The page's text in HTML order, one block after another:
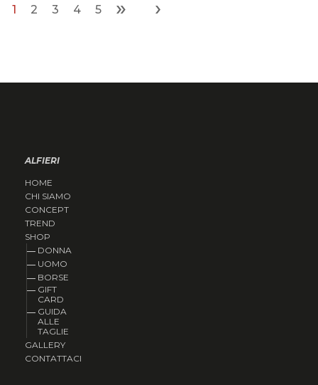
1 2 3 4 5 » ›
ALFIERI
HOME
CHI SIAMO
CONCEPT
TREND
SHOP
DONNA
UOMO
BORSE
GIFT
CARD
GUIDA
ALLE
TAGLIE
GALLERY
CONTATTACI